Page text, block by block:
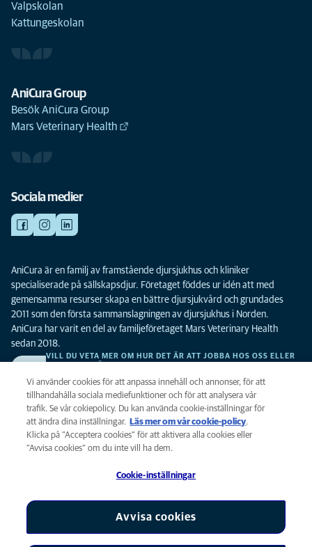
Valpskolan
Kattungeskolan
AniCura Group
Besök AniCura Group
Mars Veterinary Health
Sociala medier
AniCura är en familj av framstående djursjukhus och kliniker
specialiserade på sällskapsdjur. Företaget föddes ur idén att med
gemensamma resurser skapa en bättre djursjukvård och grundades
2011 som den första sammanslagningen av djursjukhus i Norden.
AniCura har varit en del av familjeföretaget Mars Veterinary Health
sedan 2018.
VILL DU VETA MER OM HUR DET ÄR ATT JOBBA HOS OSS ELLER
Integritet
Legalt
AniCura är ett dotterbolag till Mars, Inc © 2026
Vi använder cookies för att anpassa innehåll och annonser, för att
tillhandahålla sociala mediefunktioner och för att analysera vår
trafik. Se vår cokiepolicy. Du kan använda cookie-inställningar för
att ändra dina inställningar.
Läs mer om vår cookie-policy(opens in a
new tab)
.
Klicka på ”Acceptera cookies” för att aktivera alla cookies eller
”Avvisa cookies” om du inte vill ha dem.
Cookie-inställningar
Avvisa cookies